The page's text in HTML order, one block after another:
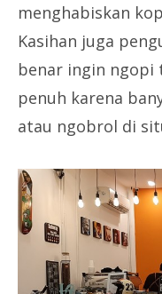
menghabiskan
Kasihan juga
benar ingin ngopi
penuh karena
atau ngobrol di